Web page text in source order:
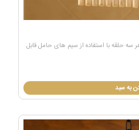
حلقه با استفاده از سیم های حامل قابل
به سبد